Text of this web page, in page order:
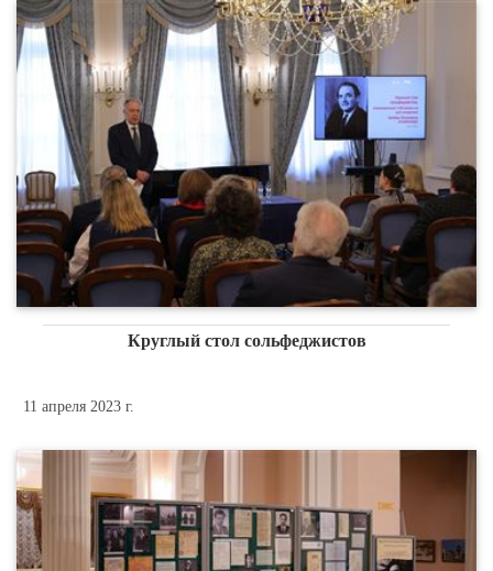
Круглый стол сольфеджистов
11 апреля 2023 г.